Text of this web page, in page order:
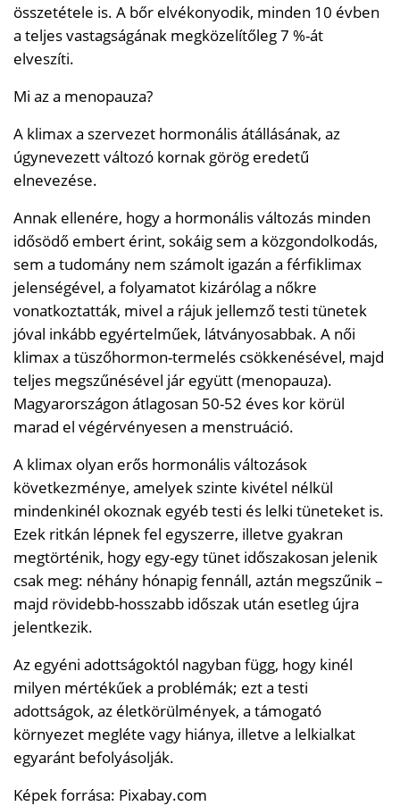
összetétele is. A bőr elvékonyodik, minden 10 évben
a teljes vastagságának megközelítőleg 7 %-át
elveszíti.
Mi az a menopauza?
A klimax a szervezet hormonális átállásának, az
úgynevezett változó kornak görög eredetű
elnevezése.
Annak ellenére, hogy a hormonális változás minden
idősödő embert érint, sokáig sem a közgondolkodás,
sem a tudomány nem számolt igazán a férfiklimax
jelenségével, a folyamatot kizárólag a nőkre
vonatkoztatták, mivel a rájuk jellemző testi tünetek
jóval inkább egyértelműek, látványosabbak. A női
klimax a tüszőhormon-termelés csökkenésével, majd
teljes megszűnésével jár együtt (menopauza).
Magyarországon átlagosan 50-52 éves kor körül
marad el végérvényesen a menstruáció.
A klimax olyan erős hormonális változások
következménye, amelyek szinte kivétel nélkül
mindenkinél okoznak egyéb testi és lelki tüneteket is.
Ezek ritkán lépnek fel egyszerre, illetve gyakran
megtörténik, hogy egy-egy tünet időszakosan jelenik
csak meg: néhány hónapig fennáll, aztán megszűnik –
majd rövidebb-hosszabb időszak után esetleg újra
jelentkezik.
Az egyéni adottságoktól nagyban függ, hogy kinél
milyen mértékűek a problémák; ezt a testi
adottságok, az életkörülmények, a támogató
környezet megléte vagy hiánya, illetve a lelkialkat
egyaránt befolyásolják.
Képek forrása: Pixabay.com